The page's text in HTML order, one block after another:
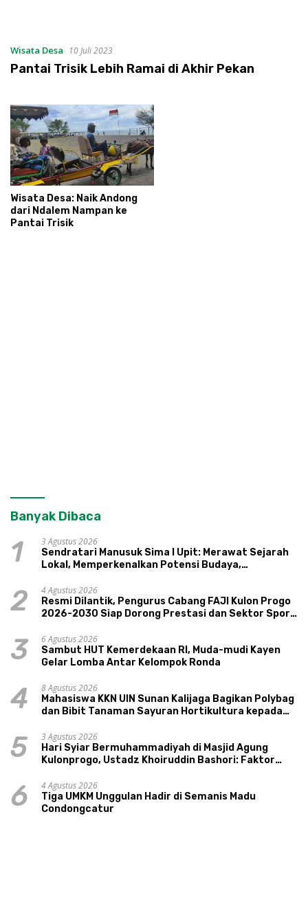
Wisata Desa 10 Juli 2023
Pantai Trisik Lebih Ramai di Akhir Pekan
Wisata Desa: Naik Andong
dari Ndalem Nampan ke
Pantai Trisik
Banyak Dibaca
1
3 Agustus 2026
Sendratari Manusuk Sima I Upit: Merawat Sejarah
Lokal, Memperkenalkan Potensi Budaya,
2
4 Agustus 2026
Resmi Dilantik, Pengurus Cabang FAJI Kulon Progo
2026-2030 Siap Dorong Prestasi dan Sektor Sport
3
6 Agustus 2026
Sambut HUT Kemerdekaan RI, Muda-mudi Kayen
Gelar Lomba Antar Kelompok Ronda
4
8 Agustus 2026
Mahasiswa KKN UIN Sunan Kalijaga Bagikan Polybag
dan Bibit Tanaman Sayuran Hortikultura kepada
5
3 Agustus 2026
Hari Syiar Bermuhammadiyah di Masjid Agung
Kulonprogo, Ustadz Khoiruddin Bashori: Faktor
6
4 Agustus 2026
Tiga UMKM Unggulan Hadir di Semanis Madu
Condongcatur